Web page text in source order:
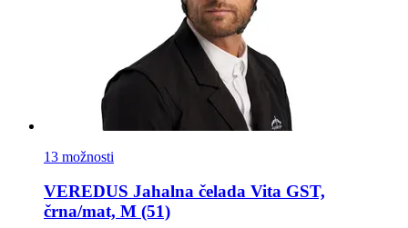
13 možnosti
VEREDUS Jahalna čelada Vita GST,
črna/mat, M (51)